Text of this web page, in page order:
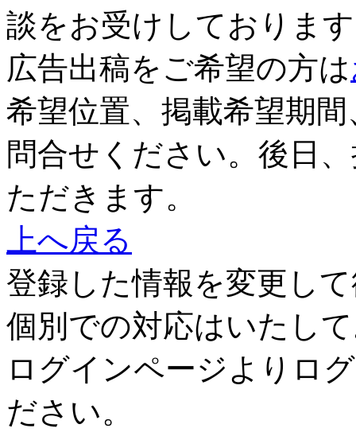
談をお受けしておりま
広告出稿をご希望の方は
希望位置、掲載希望期
問合せください。後日
ただきます。
上へ戻る
登録した情報を変更し
個別での対応はいたし
ログインページよりロ
ださい。